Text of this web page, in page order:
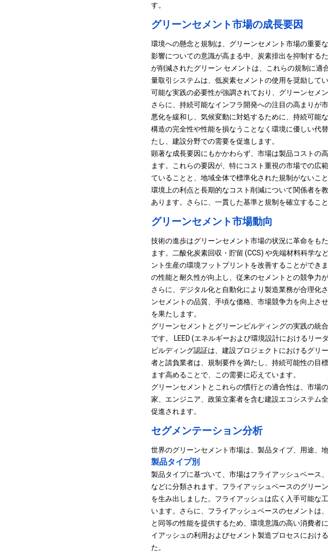
す。
グリーンセメント市場の成長要因
環境への懸念と規制は、グリーンセメント市場の重要
影響についての意識が高まる中、炭素排出を抑制する
が削減されたグリーン セメントは、これらの規制に
量取引システムは、低炭素セメントの使用を奨励して
可能な実践の必要性が強調されており、グリーンセメ
さらに、持続可能なインフラ開発への注目の高まりが
悪化を緩和し、気候変動に対処するために、持続可能
構造の完全性や性能を損なうことなく環境に優しい代
たし、建設分野での需要を促進します。
顕著な成長要因にもかかわらず、市場は製品コストの
ます。これらの要因が、特にコスト重視の市場での広
ていることと、地域全体で標準化された規制がないこ
環境上の利点と長期的なコスト削減について関係者を
あります。さらに、一貫した基準と規制を確立するこ
グリーンセメント市場動向
技術の進歩はグリーンセメント市場の状況に革命をも
ます。二酸化炭素回収・貯留 (CCS) や先端材料科学
ント生産の環境フットプリントを改善することができ
の性能と耐久性が向上し、従来のセメントとの競争力が
さらに、デジタル化と自動化により製造業務が合理化
ンセメントの品質、手頃な価格、市場競争力を向上さ
を果たします。
グリーンセメントとグリーンビルディングの実践の統
です。 LEED (エネルギーおよび環境設計におけるリー
ビルディング認証は、建設プロジェクトにおけるグリ
者と請負業者は、規制要件を満たし、持続可能性の目
ます高めることで、この需要に応えています。
グリーンセメントとこれらの慣行との適合性は、市場
家、エンジニア、政策立案者を含む建設エコシステム
促進されます。
セグメンテーション分析
世界のグリーンセメント市場は、製品タイプ、用途、
製品タイプ別
製品タイプに基づいて、市場はフライアッシュベース
などに分類されます。フライアッシュベースのグリー
を生み出しました。フライアッシュは広く入手可能な
います。さらに、フライアッシュベースのセメントは
と同等の性能を提供するため、環境意識の高い消費者
イアッシュの利用およびセメント製造プロセスにおけ
た。